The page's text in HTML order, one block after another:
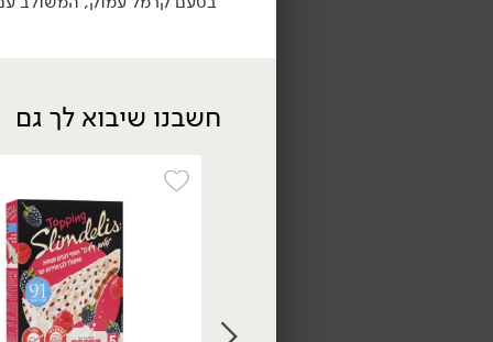
24.90
מרשמלו לימון מרנג -
חשבנו שיבוא לך גם